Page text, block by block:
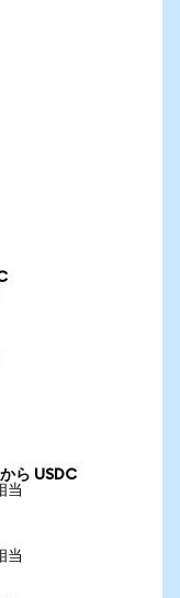
ら USDC
当
当